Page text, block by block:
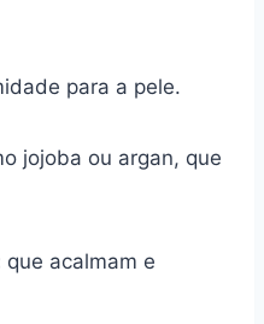
para a pele.
jojoba ou argan, que
que acalmam e